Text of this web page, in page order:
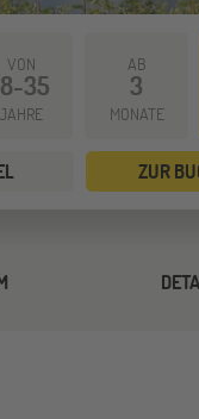
VON
35
JAHRE
AB
3
MONATE
ZUR